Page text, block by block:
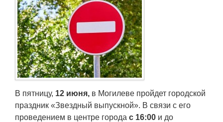
Объявления
Транспорт
Погода
Курсы валют
Еще
В пятницу, 12 июня, в Могилеве пройдет городской
праздник «Звездный выпускной». В связи с его
проведением в центре города с 16:00 и до